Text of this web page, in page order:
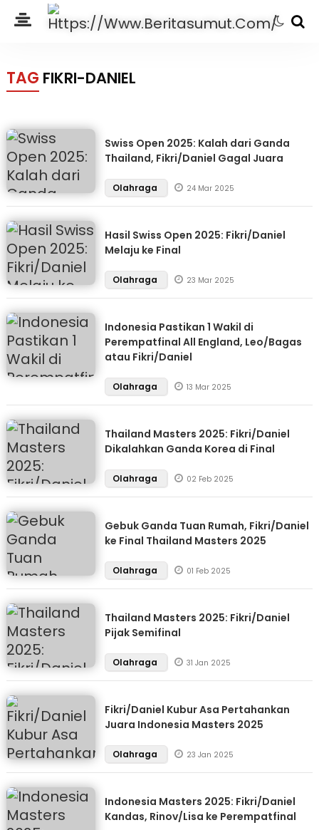
TAG FIKRI-DANIEL
Swiss Open 2025: Kalah dari Ganda
Thailand, Fikri/Daniel Gagal Juara
Olahraga 24 Mar 2025
Hasil Swiss Open 2025: Fikri/Daniel
Melaju ke Final
Olahraga 23 Mar 2025
Indonesia Pastikan 1 Wakil di
Perempatfinal All England, Leo/Bagas
atau Fikri/Daniel
Olahraga 13 Mar 2025
Thailand Masters 2025: Fikri/Daniel
Dikalahkan Ganda Korea di Final
Olahraga 02 Feb 2025
Gebuk Ganda Tuan Rumah, Fikri/Daniel
ke Final Thailand Masters 2025
Olahraga 01 Feb 2025
Thailand Masters 2025: Fikri/Daniel
Pijak Semifinal
Olahraga 31 Jan 2025
Fikri/Daniel Kubur Asa Pertahankan
Juara Indonesia Masters 2025
Olahraga 23 Jan 2025
Indonesia Masters 2025: Fikri/Daniel
Kandas, Rinov/Lisa ke Perempatfinal